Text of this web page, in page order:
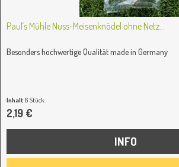
Paul´s Mühle Nuss-Meisenknödel ohne Netz...
Besonders hochwertige Qualität made in Germany
Inhalt 6 Stück
(0,37 € / 1 Stück)
2,19 €
INFO